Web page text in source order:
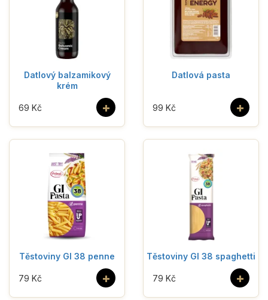
Datlový balzamikový
krém
+
69 Kč
Datlová pasta
+
99 Kč
Těstoviny GI 38 penne
+
79 Kč
Těstoviny GI 38 spaghetti
+
79 Kč